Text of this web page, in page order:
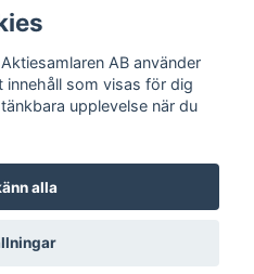
& Aktiesamlaren AB
AB använder
som visas för dig
upplevelse när du
alla